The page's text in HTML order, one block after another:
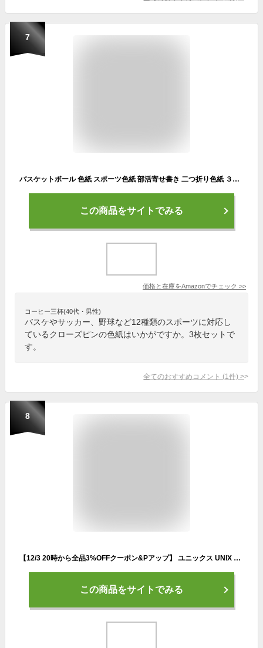
7
バスケットボール 色紙 スポーツ色紙 部活寄せ書き 二つ折り色紙 ３枚セット
この商品をサイトでみる
価格と在庫をAmazonでチェック >>
コーヒー三杯(40代・男性)
バスケやサッカー、野球など12種類のスポーツに対応し
ているクローズピンの色紙はいかがですか。3枚セットで
す。
全てのおすすめコメント (1 件) >
8
【12/3 20時から全品3%OFFクーポン&Pアップ】 ユニックス UNIX 額色紙 白無地 スポーツ 記念品 メッセージ 寄せ書き サイン プロ選手 卒業記念 色紙 プレゼント 変色防止 耐久性 引退記念 卒団 部活 FD1421
この商品をサイトでみる